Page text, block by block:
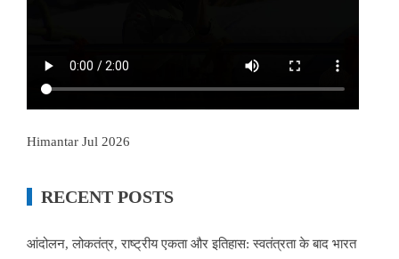
Himantar Jul 2026
RECENT POSTS
आंदोलन, लोकतंत्र, राष्ट्रीय एकता और इतिहास: स्वतंत्रता के बाद भारत